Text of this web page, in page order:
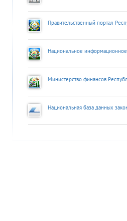
Правительственный портал
Национальное информационное
Министерство финансов
Национальная база данных